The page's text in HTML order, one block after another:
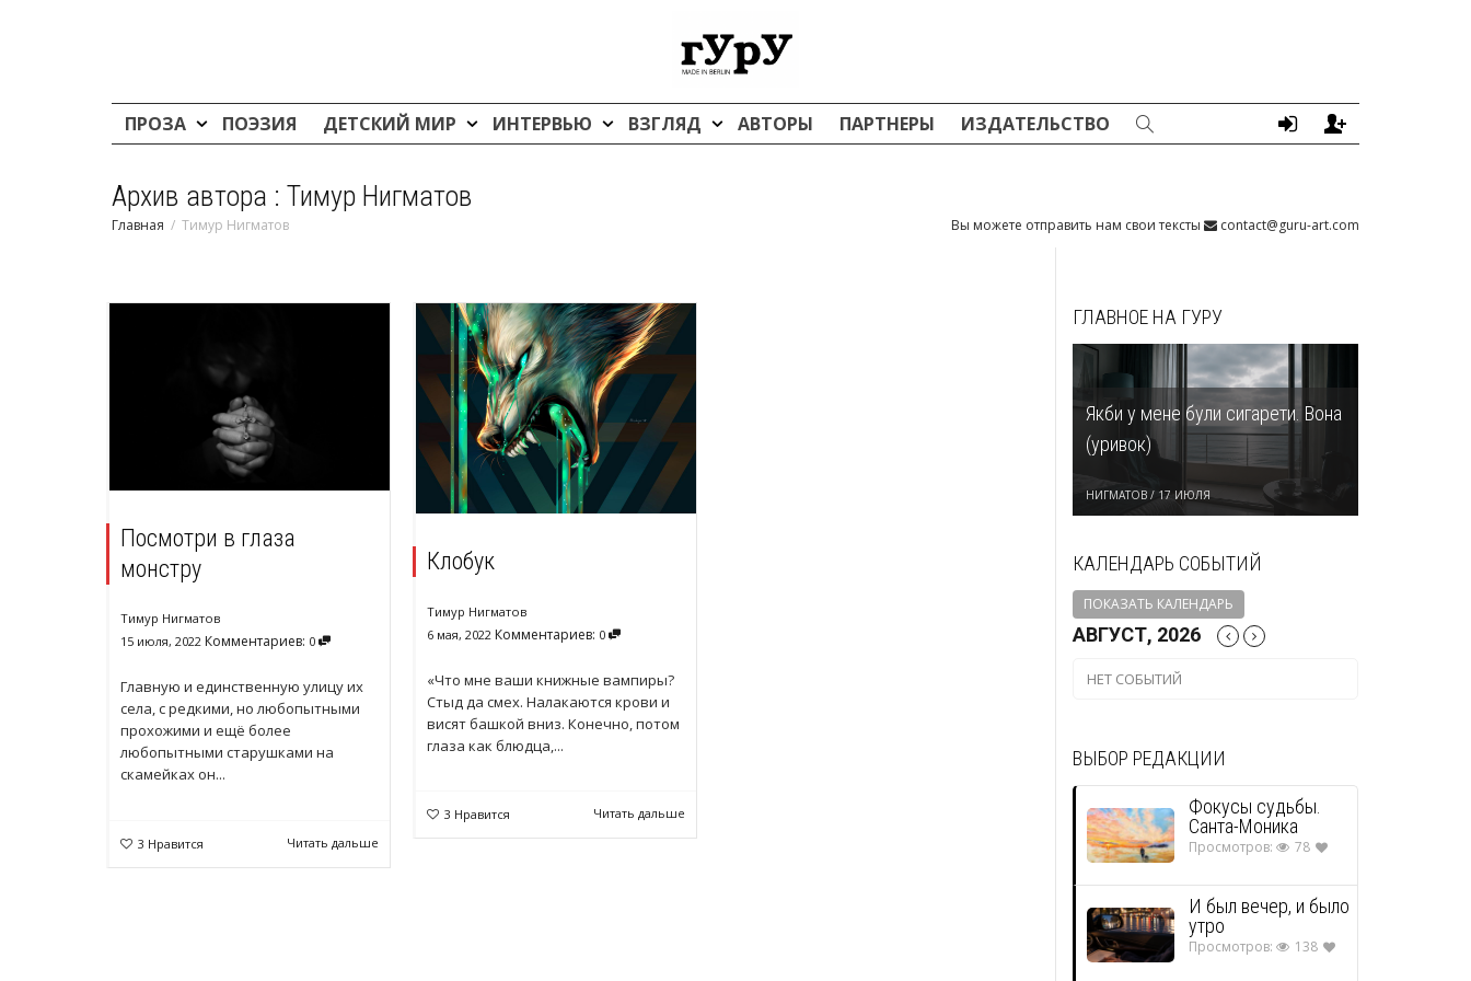
ПРОЗА ПОЭЗИЯ ДЕТСКИЙ МИР ИНТЕРВЬЮ ВЗГЛЯД АВТОРЫ ПАРТНЕРЫ ИЗДАТЕЛЬСТВО
Архив автора : Тимур Нигматов
Главная Тимур Нигматов Вы можете отправить нам свои тексты contact@guru-art.com
Посмотри в глаза
монстру
Тимур Нигматов
15 июля, 2022 Комментариев: 0
Главную и единственную улицу их
села, с редкими, но любопытными
прохожими и ещё более
любопытными старушками на
скамейках он...
3 Нравится Читать дальше
Клобук
Тимур Нигматов
6 мая, 2022 Комментариев: 0
«Что мне ваши книжные вампиры?
Стыд да смех. Налакаются крови и
висят башкой вниз. Конечно, потом
глаза как блюдца,...
3 Нравится Читать дальше
ГЛАВНОЕ НА ГУРУ
Якби у мене були сигарети. Вона
(уривок)
НИГМАТОВ / 17 ИЮЛЯ
КАЛЕНДАРЬ СОБЫТИЙ
ПОКАЗАТЬ КАЛЕНДАРЬ
АВГУСТ, 2026
НЕТ СОБЫТИЙ
ВЫБОР РЕДАКЦИИ
Фокусы судьбы.
Санта-Моника
Просмотров: 78
И был вечер, и было
утро
Просмотров: 138